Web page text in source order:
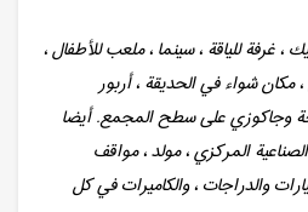
، غرفة للياقة ، سينما ، ملعب للأطفال ،
شواء في الحديقة ، أربور
وجاكوزي على سطح المجمع. أيضا
المركزي ، مولد ، مواقف
والدراجات ، والكاميرات في كل